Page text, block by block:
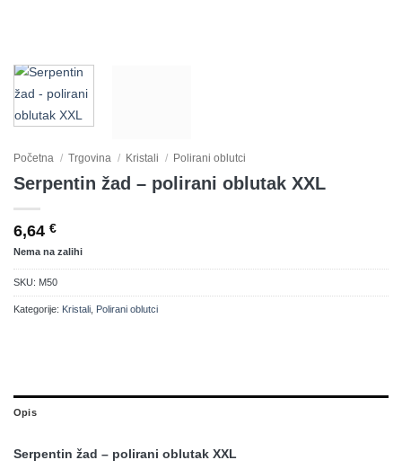
Početna / Trgovina / Kristali / Polirani oblutci
Serpentin žad – polirani oblutak XXL
6,64 €
Nema na zalihi
SKU: M50
Kategorije: Kristali Polirani oblutci
Opis
Serpentin žad – polirani oblutak XXL